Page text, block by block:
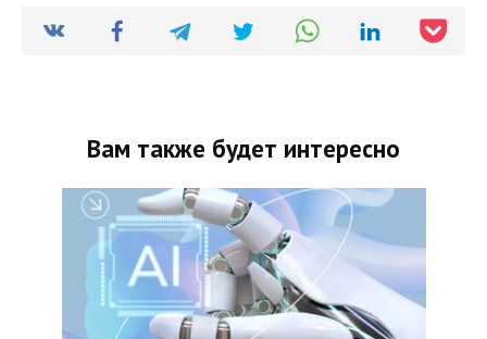
Вам также будет интересно